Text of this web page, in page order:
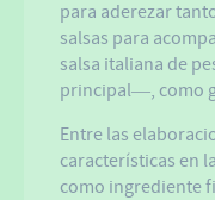
para aderezar
salsas para
salsa italiana de
principal―, como
Entre las
características en
como ingrediente